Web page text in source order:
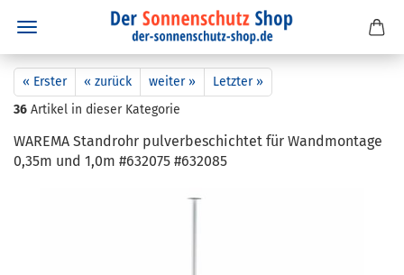
« Erster « zurück weiter »
Letzter »
36 Artikel in dieser Kategorie
WA­RE­MA Stand­rohr pul­ver­be­schich­tet für Wand­mon­ta­ge
0,35m und 1,0m #632075 #632085